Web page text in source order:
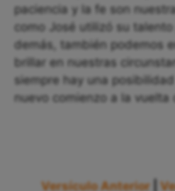
paciencia y la fe son
como José utilizó su
demás, también podemos
brillar en nuestras
siempre hay una
nuevo comienzo a la vuelta
Versículo Anterior